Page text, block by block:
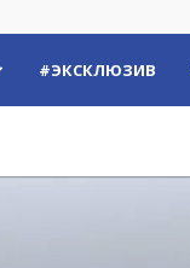
#ЭКСКЛЮЗИВ